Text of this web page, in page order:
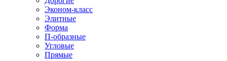
Эконом-класс
Элитные
Форма
П-образные
Угловые
Прямые